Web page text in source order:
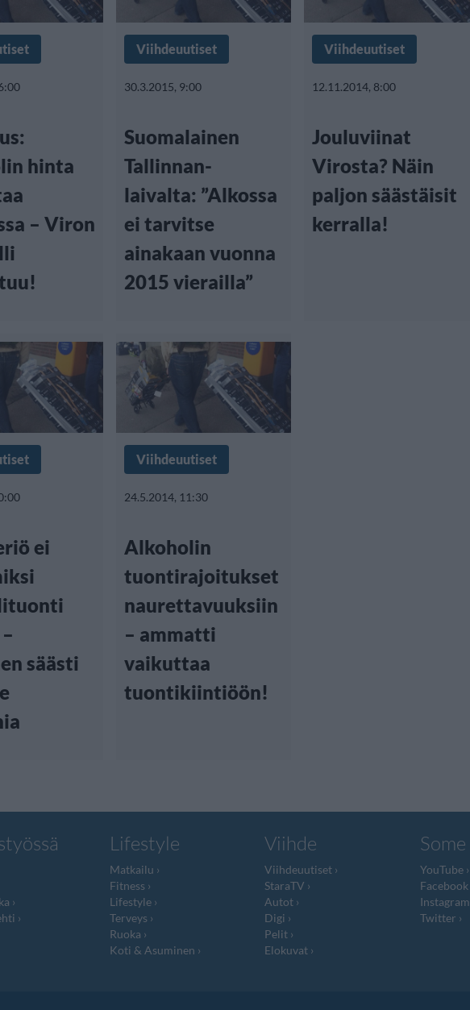
hinta
– Viron
Viihdeuutiset
30.3.2015, 9:00
Suomalainen
Tallinnan-
laivalta: ”Alkossa
ei tarvitse
ainakaan vuonna
2015 vierailla”
Viihdeuutiset
12.11.2014, 8:00
Jouluviinat
Virosta? Näin
paljon säästäisit
kerralla!
ei
säästi
Viihdeuutiset
24.5.2014, 11:30
Alkoholin
tuontirajoitukset
naurettavuuksiin
– ammatti
vaikuttaa
tuontikiintiöön!
Lifestyle
Matkailu
Fitness
Lifestyle
Terveys
Ruoka
Koti & Asuminen
Viihde
Viihdeuutiset
StaraTV
Autot
Digi
Pelit
Elokuvat
Some
YouTube
Facebook
Instagram
Twitter